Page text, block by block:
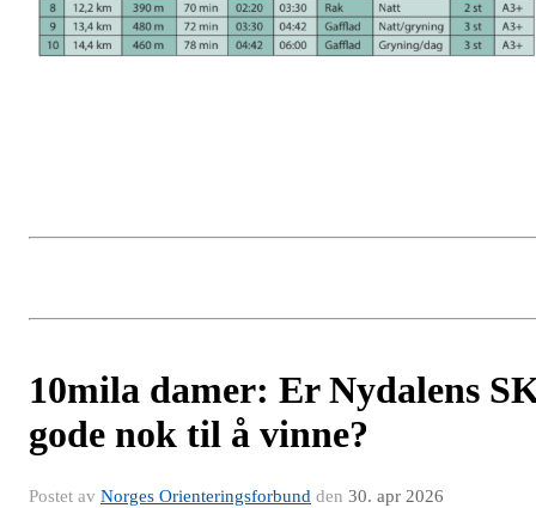
10mila damer: Er Nydalens
gode nok til å vinne?
Postet av Norges Orienteringsforbund den 30. apr 2026